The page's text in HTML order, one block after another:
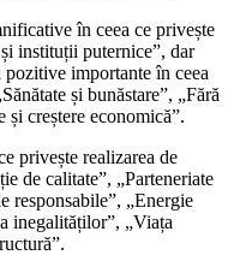
în ceea ce privește
instituții puternice”, dar
importante în ceea
și bunăstare”, „Fără
și creștere economică”.
privește realizarea de
de calitate”, „Parteneriate
responsabile”, „Energie
inegalităților”, „Viața